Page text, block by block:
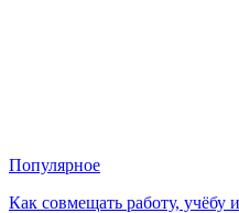
Популярное
Как совмещать работу, учёбу